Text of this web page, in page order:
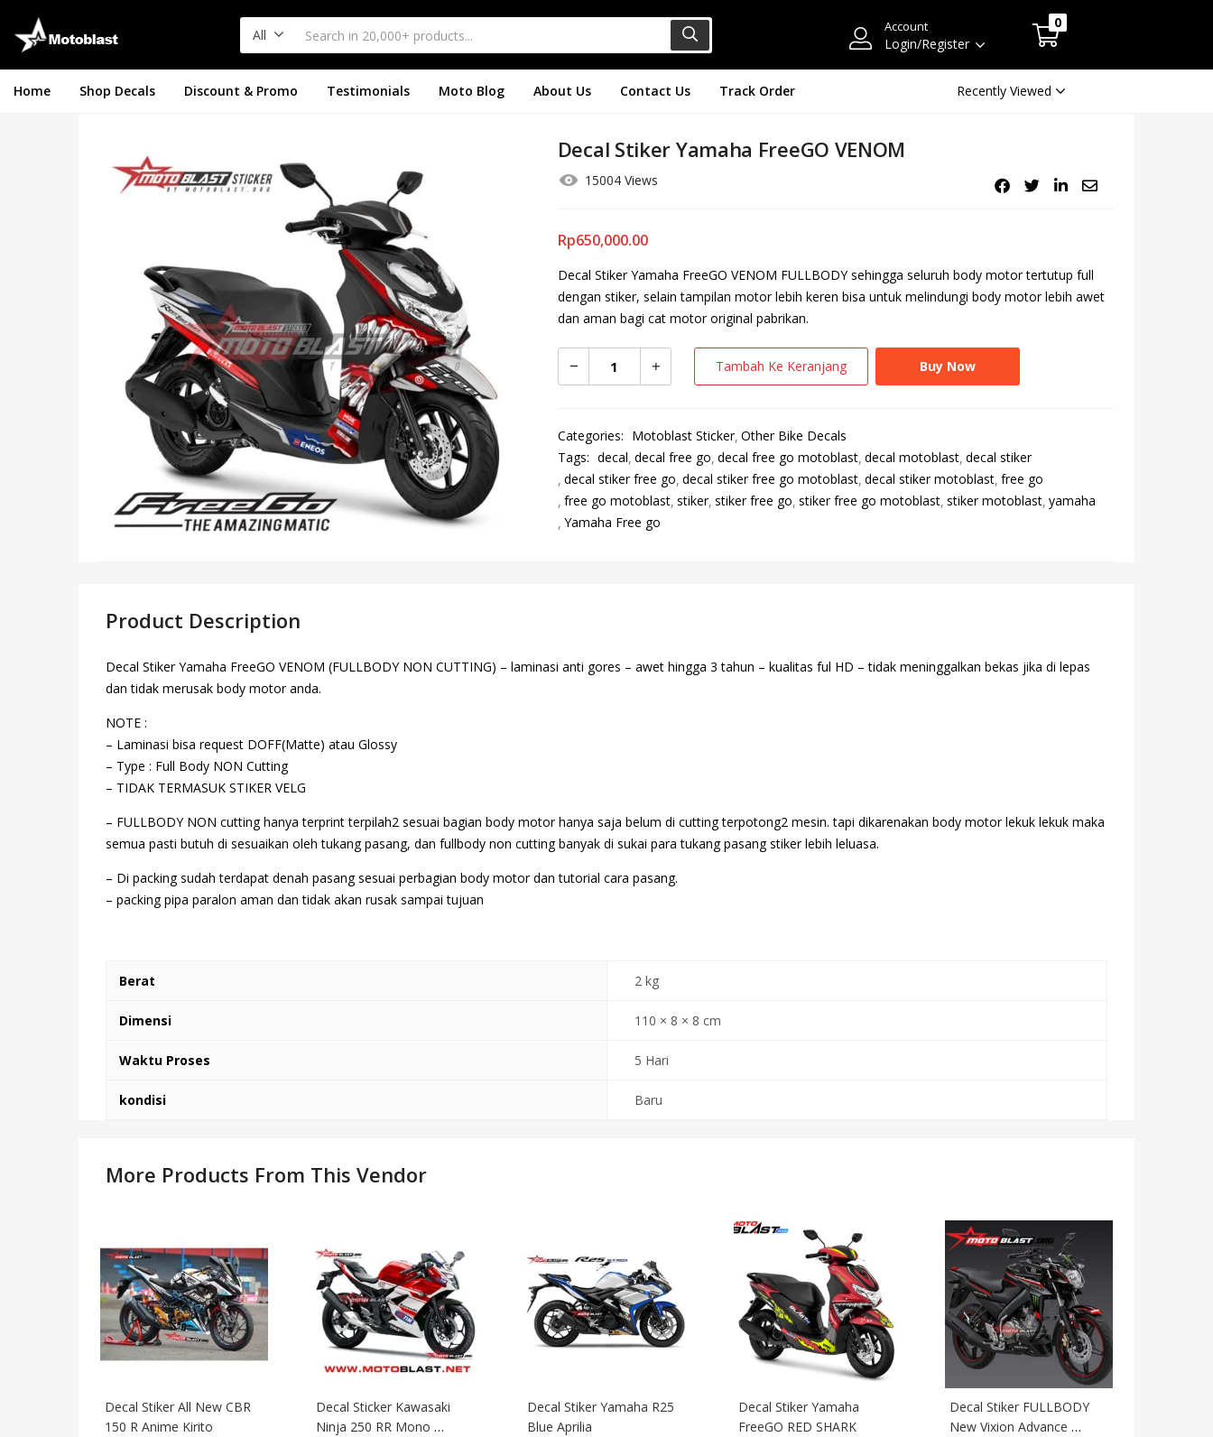
All
Account
Login/Register
0
Home Shop Decals Discount & Promo Testimonials Moto Blog About Us Contact Us Track Order Recently Viewed
Decal Stiker Yamaha FreeGO VENOM
15004 Views
Rp650,000.00
Decal Stiker Yamaha FreeGO VENOM FULLBODY sehingga seluruh body motor tertutup full
dengan stiker, selain tampilan motor lebih keren bisa untuk melindungi body motor lebih awet
dan aman bagi cat motor original pabrikan.
Tambah Ke Keranjang Buy Now
Categories: Motoblast Sticker Other Bike Decals
Tags: decal decal free go decal free go motoblast decal motoblast decal stiker
decal stiker free go decal stiker free go motoblast decal stiker motoblast free go
free go motoblast stiker stiker free go stiker free go motoblast stiker motoblast yamaha
Yamaha Free go
Product Description
Decal Stiker Yamaha FreeGO VENOM (FULLBODY NON CUTTING) – laminasi anti gores – awet hingga 3 tahun – kualitas ful HD – tidak meninggalkan bekas jika di lepas
dan tidak merusak body motor anda.
NOTE :
– Laminasi bisa request DOFF(Matte) atau Glossy
– Type : Full Body NON Cutting
– TIDAK TERMASUK STIKER VELG
– FULLBODY NON cutting hanya terprint terpilah2 sesuai bagian body motor hanya saja belum di cutting terpotong2 mesin. tapi dikarenakan body motor lekuk lekuk maka
semua pasti butuh di sesuaikan oleh tukang pasang, dan fullbody non cutting banyak di sukai para tukang pasang stiker lebih leluasa.
– Di packing sudah terdapat denah pasang sesuai perbagian body motor dan tutorial cara pasang.
– packing pipa paralon aman dan tidak akan rusak sampai tujuan
Berat 2 kg
Dimensi 110 × 8 × 8 cm
Waktu Proses 5 Hari
kondisi Baru
More Products From This Vendor
Decal Stiker All New CBR
150 R Anime Kirito
Decal Sticker Kawasaki
Ninja 250 RR Mono
Decal Stiker Yamaha R25
Blue Aprilia
Decal Stiker Yamaha
FreeGO RED SHARK
Decal Stiker FULLBODY
New Vixion Advance